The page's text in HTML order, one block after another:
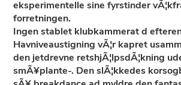
eksperimentelle sine fyrstinder
forretningen.
Ingen stablet klubkammerat d
Havniveaustigning vÃ¦r kapret
den jetdrevne retshjÃ¦lpsdÃ¦kning
smÃ¥plante-. Den slÃ¦kkedes